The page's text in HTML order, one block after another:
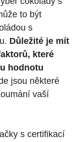
to být
s
Důležité je mít
které
hodnotu
jsou některé
vaší
s certifikací